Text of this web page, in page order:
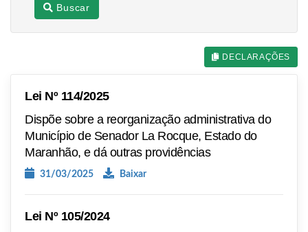
Buscar
DECLARAÇÕES
Lei Nº 114/2025
Dispõe sobre a reorganização administrativa do
Município de Senador La Rocque, Estado do
Maranhão, e dá outras providências
31/03/2025 Baixar
Lei Nº 105/2024